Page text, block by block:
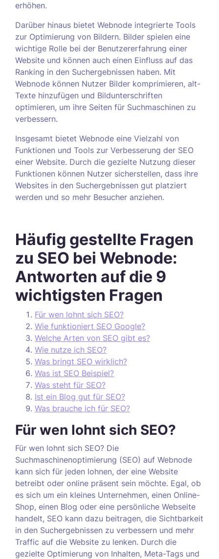
erhöhen.
Darüber hinaus bietet Webnode integrierte Tools
zur Optimierung von Bildern. Bilder spielen eine
wichtige Rolle bei der Benutzererfahrung einer
Website und können auch einen Einfluss auf das
Ranking in den Suchergebnissen haben. Mit
Webnode können Nutzer Bilder komprimieren, alt-
Texte hinzufügen und Bildunterschriften
optimieren, um ihre Seiten für Suchmaschinen zu
verbessern.
Insgesamt bietet Webnode eine Vielzahl von
Funktionen und Tools zur Verbesserung der SEO
einer Website. Durch die gezielte Nutzung dieser
Funktionen können Nutzer sicherstellen, dass ihre
Websites in den Suchergebnissen gut platziert
werden und so mehr Besucher anziehen.
Häufig gestellte Fragen
zu SEO bei Webnode:
Antworten auf die 9
wichtigsten Fragen
Für wen lohnt sich SEO?
Wie funktioniert SEO Google?
Welche Arten von SEO gibt es?
Wie nutze ich SEO?
Was bringt SEO wirklich?
Was ist SEO Beispiel?
Was steht für SEO?
Ist ein Blog gut für SEO?
Was brauche ich für SEO?
Für wen lohnt sich SEO?
Für wen lohnt sich SEO? Die
Suchmaschinenoptimierung (SEO) auf Webnode
kann sich für jeden lohnen, der eine Website
betreibt oder online präsent sein möchte. Egal, ob
es sich um ein kleines Unternehmen, einen Online-
Shop, einen Blog oder eine persönliche Webseite
handelt, SEO kann dazu beitragen, die Sichtbarkeit
in den Suchergebnissen zu verbessern und mehr
Traffic auf die Website zu lenken. Durch die
gezielte Optimierung von Inhalten, Meta-Tags und